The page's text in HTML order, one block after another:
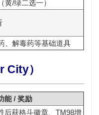
（黄/绿二选一）
、解毒药等基础道具
City）
能 / 奖励
后获格斗徽章 、TM98增